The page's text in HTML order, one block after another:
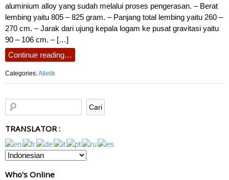
aluminium alloy yang sudah melalui proses pengerasan. – Berat
lembing yaitu 805 – 825 gram. – Panjang total lembing yaitu 260 –
270 cm. – Jarak dari ujung kepala logam ke pusat gravitasi yaitu
90 – 106 cm. – […]
Continue reading…
Categories:Atletik
TRANSLATOR :
Who's Online